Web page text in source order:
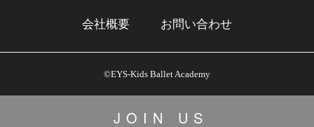
会社概要 お問い合わせ
©EYS-Kids Ballet Academy